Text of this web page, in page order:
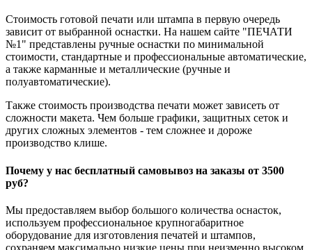
Стоимость готовой печати или штампа в первую очередь
зависит от выбранной оснастки. На нашем сайте "ПЕЧАТИ
№1" представлены ручные оснастки по минимальной
стоимости, стандартные и профессиональные автоматические,
а также карманные и металлические (ручные и
полуавтоматические).
Также стоимость производства печати может зависеть от
сложности макета. Чем больше графики, защитных сеток и
других сложных элементов - тем сложнее и дороже
производство клише.
Почему у нас бесплатный самовывоз на заказы от 3500
руб?
Мы предоставляем выбор большого количества оснасток,
используем профессиональное крупногабаритное
оборудование для изготовления печатей и штампов,
сохраняем максимально низкие цены при неизменно высоком